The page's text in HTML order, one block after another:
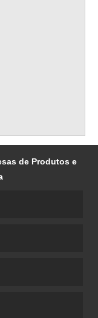
de Produtos e